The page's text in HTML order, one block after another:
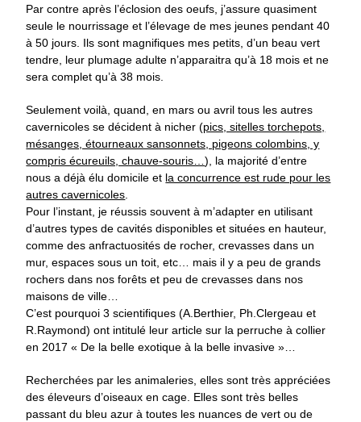
Par contre après l’éclosion des oeufs, j’assure quasiment
seule le nourrissage et l’élevage de mes jeunes pendant 40
à 50 jours. Ils sont magnifiques mes petits, d’un beau vert
tendre, leur plumage adulte n’apparaitra qu’à 18 mois et ne
sera complet qu’à 38 mois.
Seulement voilà, quand, en mars ou avril tous les autres
cavernicoles se décident à nicher (pics, sitelles torchepots,
mésanges, étourneaux sansonnets, pigeons colombins, y
compris écureuils, chauve-souris…), la majorité d’entre
nous a déjà élu domicile et la concurrence est rude pour les
autres cavernicoles.
Pour l’instant, je réussis souvent à m’adapter en utilisant
d’autres types de cavités disponibles et situées en hauteur,
comme des anfractuosités de rocher, crevasses dans un
mur, espaces sous un toit, etc… mais il y a peu de grands
rochers dans nos forêts et peu de crevasses dans nos
maisons de ville…
C’est pourquoi 3 scientifiques (A.Berthier, Ph.Clergeau et
R.Raymond) ont intitulé leur article sur la perruche à collier
en 2017 « De la belle exotique à la belle invasive »…
Recherchées par les animaleries, elles sont très appréciées
des éleveurs d’oiseaux en cage. Elles sont très belles
passant du bleu azur à toutes les nuances de vert ou de